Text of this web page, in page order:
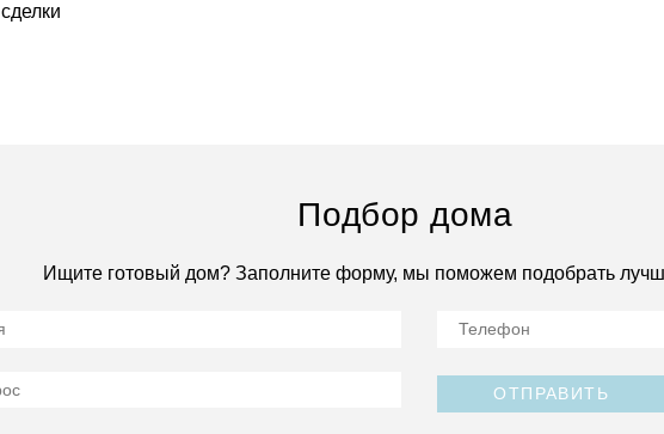
сделки
Подбор дома
Ищите готовый дом? Заполните форму, мы поможем подобрать
ОТПРАВИТЬ